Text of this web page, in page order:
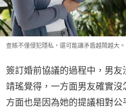
查賬不僅侵犯隱私，還可能讓矛盾越鬧越大
簽訂婚前協議的過程中，男
靖瑤覺得，一方面男友確實
方面也是因為她的提議相對公